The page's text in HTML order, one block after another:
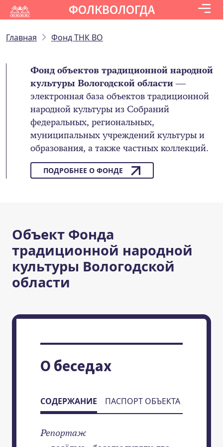
ФОЛКВОЛОГДА
Главная Фонд ТНК ВО
Фонд объектов традиционной народной
культуры Вологодской области—
электронная база объектов традиционной
народной культуры из Собраний
федеральных, региональных,
муниципальных учреждений культуры и
образования, а также частных коллекций.
ПОДРОБНЕЕ О ФОНДЕ
Объект Фонда
традиционной народной
культуры Вологодской
области
О беседах
СОДЕРЖАНИЕ ПАСПОРТ ОБЪЕКТА
Репортаж